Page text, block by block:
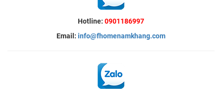
Hotline: 0901186997
Email: info@fhomenamkhang.com